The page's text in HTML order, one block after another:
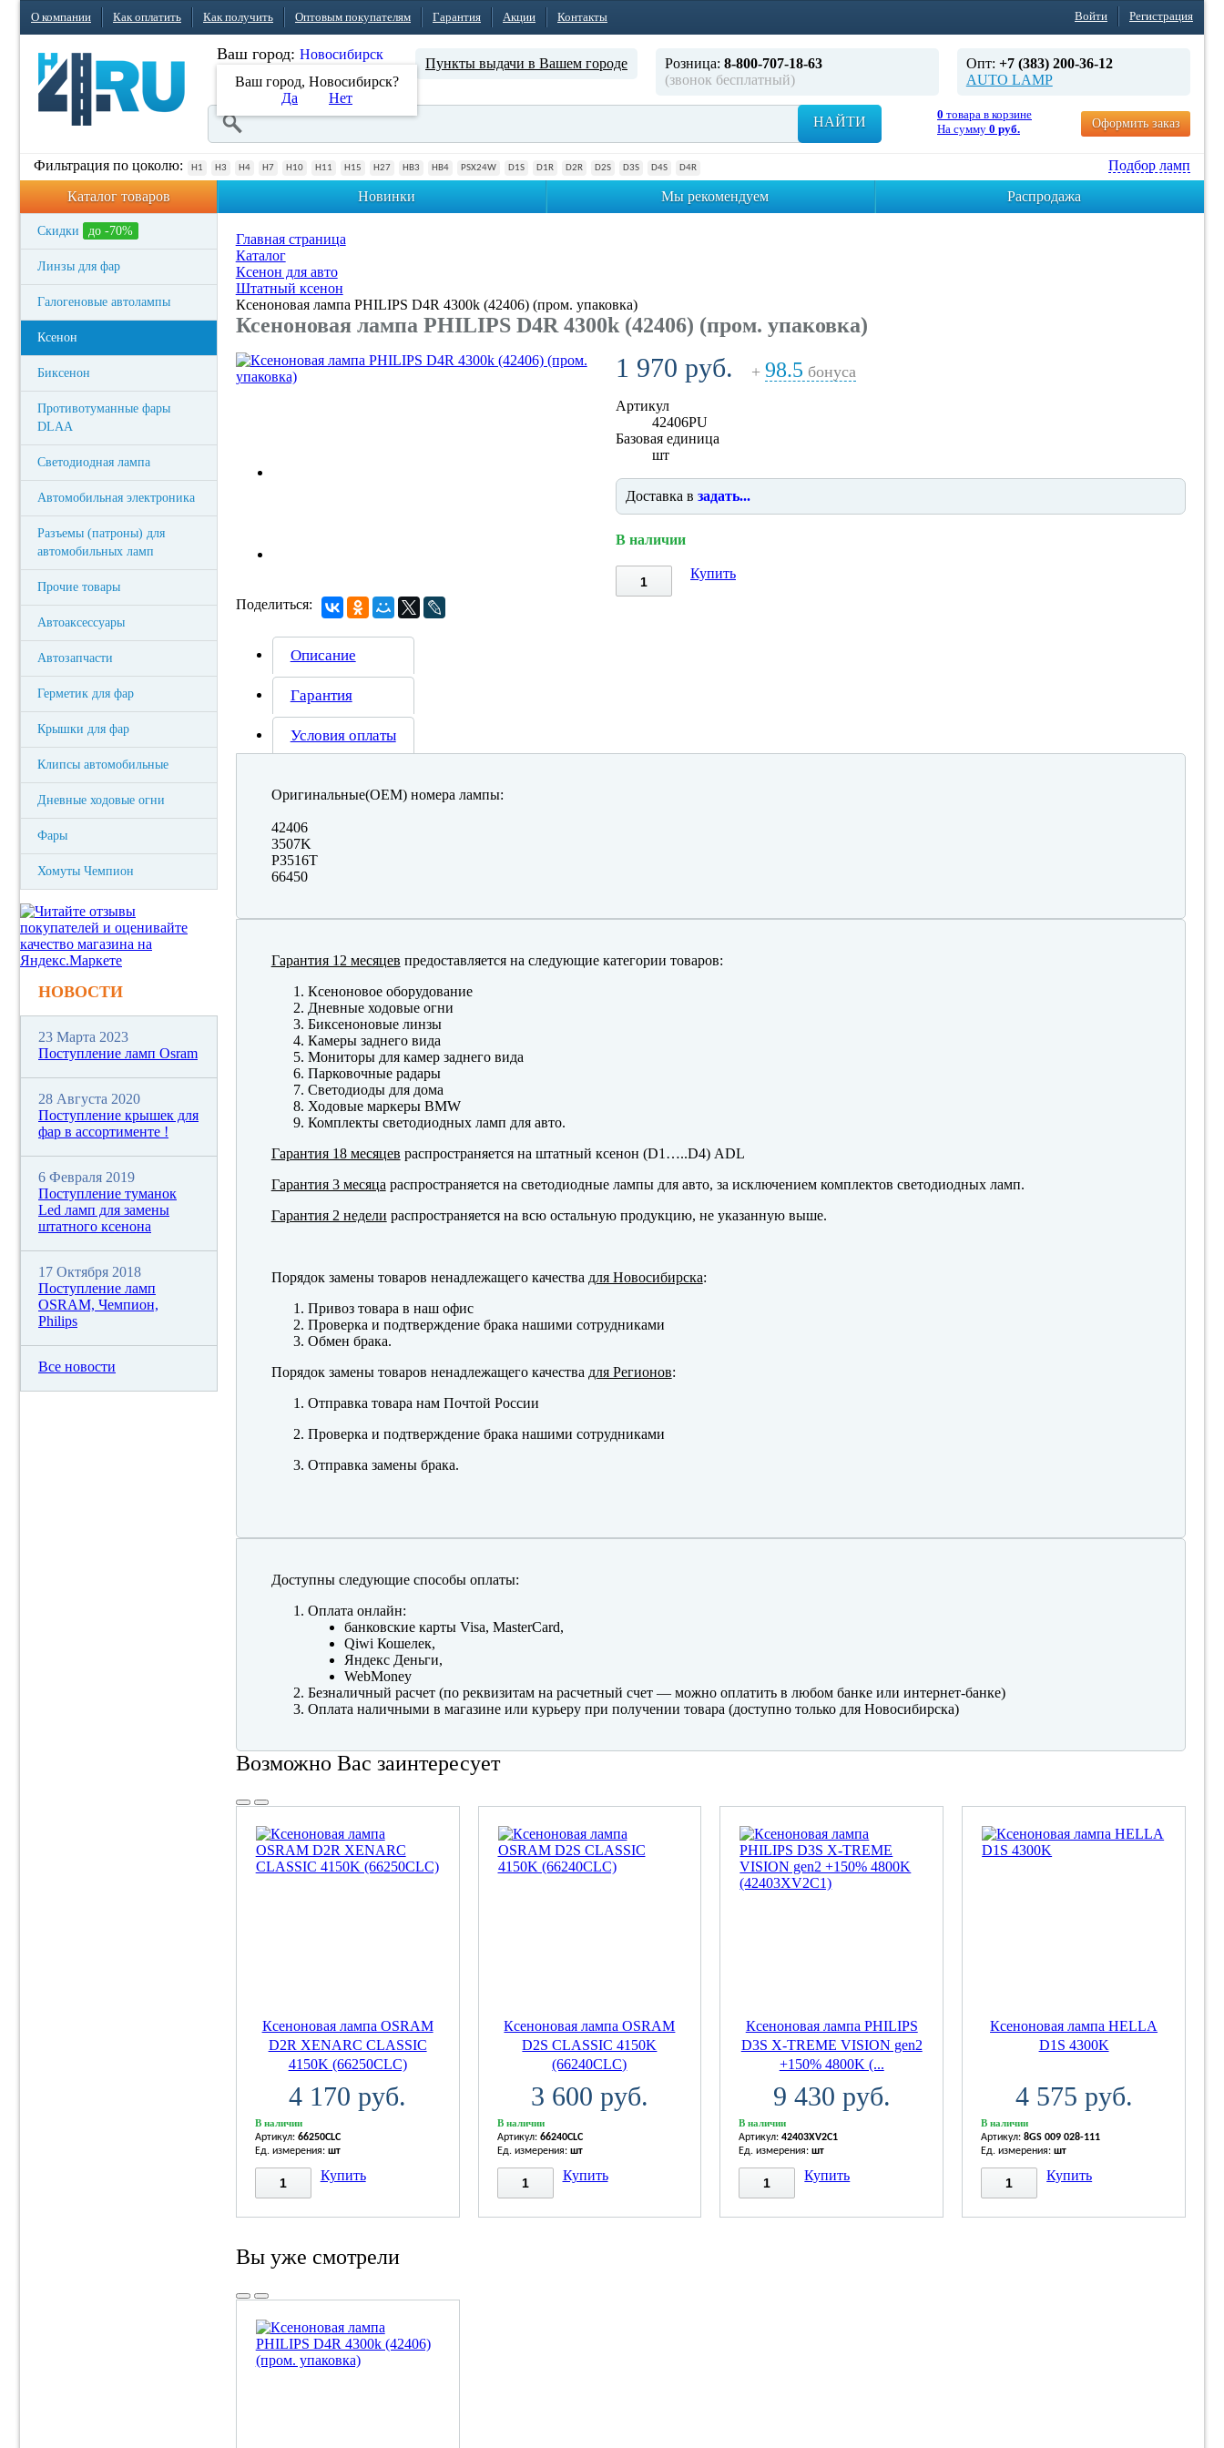
О компании Как оплатить Как получить Оптовым покупателям Гарантия Акции Контакты Войти Регистрация
Ваш город: Новосибирск
Ваш город, Новосибирск?
Да
Нет
Пункты выдачи в Вашем городе Розница: 8-800-707-18-63
(звонок бесплатный)
Опт: +7 (383) 200-36-12
AUTO LAMP
НАЙТИ 0 товара в корзине
На сумму 0 руб. Оформить заказ
Фильтрация по цоколю: H1 H3 H4 H7 H10 H11 H15 H27 HB3 HB4 PSX24W D1S D1R D2R D2S D3S D4S D4R
Подбор ламп
Каталог товаров
Новинки Мы рекомендуем Распродажа
Скидки до -70%
Линзы для фар
Галогеновые автолампы
Ксенон
Биксенон
Противотуманные фары
DLAA
Светодиодная лампа
Автомобильная электроника
Разъемы (патроны) для
автомобильных ламп
Прочие товары
Автоаксессуары
Автозапчасти
Герметик для фар
Крышки для фар
Клипсы автомобильные
Дневные ходовые огни
Фары
Хомуты Чемпион
Главная страница
Каталог
Ксенон для авто
Штатный ксенон
Ксеноновая лампа PHILIPS D4R 4300k (42406) (пром. упаковка)
Ксеноновая лампа PHILIPS D4R 4300k (42406) (пром. упаковка)
1 970 руб. + 98.5 бонуса
Артикул
42406PU
Базовая единица
шт
Доставка в задать...
В наличии
Купить
Поделиться:
Описание
Гарантия
Условия оплаты
Оригинальные(OEM) номера лампы:
42406
3507K
P3516T
66450
Гарантия 12 месяцев предоставляется на следующие категории товаров:
Ксеноновое оборудование
Дневные ходовые огни
Биксеноновые линзы
Камеры заднего вида
Мониторы для камер заднего вида
Парковочные радары
Светодиоды для дома
Ходовые маркеры BMW
Комплекты светодиодных ламп для авто.
Гарантия 18 месяцев распространяется на штатный ксенон (D1…..D4) ADL
Гарантия 3 месяца распространяется на светодиодные лампы для авто, за исключением комплектов светодиодных ламп.
Гарантия 2 недели распространяется на всю остальную продукцию, не указанную выше.
Порядок замены товаров ненадлежащего качества для Новосибирска:
Привоз товара в наш офис
Проверка и подтверждение брака нашими сотрудниками
Обмен брака.
Порядок замены товаров ненадлежащего качества для Регионов:
Отправка товара нам Почтой России
Проверка и подтверждение брака нашими сотрудниками
Отправка замены брака.
Доступны следующие способы оплаты:
Оплата онлайн:
банковские карты Visa, MasterCard,
Qiwi Кошелек,
Яндекс Деньги,
WebMoney
Безналичный расчет (по реквизитам на расчетный счет — можно оплатить в любом банке или интернет-банке)
Оплата наличными в магазине или курьеру при получении товара (доступно только для Новосибирска)
Возможно Вас заинтересует
Ксеноновая лампа OSRAM
D2R XENARC CLASSIC
4150K (66250CLC)
4 170 руб.
В наличии
Артикул: 66250CLC
Ед. измерения: шт
Купить
Ксеноновая лампа OSRAM
D2S CLASSIC 4150K
(66240CLC)
3 600 руб.
В наличии
Артикул: 66240CLC
Ед. измерения: шт
Купить
Ксеноновая лампа PHILIPS
D3S X-TREME VISION gen2
+150% 4800K (...
9 430 руб.
В наличии
Артикул:42403XV2C1
Ед. измерения:шт
Купить
Ксеноновая лампа HELLA
D1S 4300K
4 575 руб.
В наличии
Артикул:8GS 009 028-111
Ед. измерения:шт
Купить
Вы уже смотрели
НОВОСТИ
23 Марта 2023
Поступление ламп Osram
28 Августа 2020
Поступление крышек для
фар в ассортименте !
6 Февраля 2019
Поступление туманок
Led ламп для замены
штатного ксенона
17 Октября 2018
Поступление ламп
OSRAM, Чемпион,
Philips
Все новости